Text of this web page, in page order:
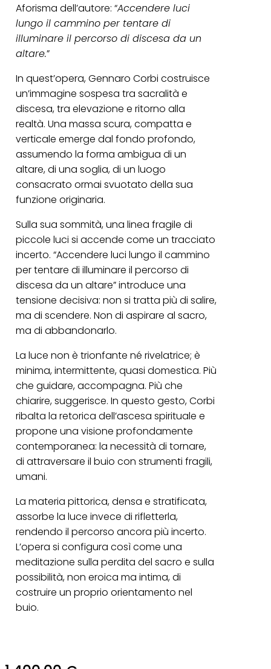
Aforisma dell’autore: “Accendere luci
lungo il cammino per tentare di
illuminare il percorso di discesa da un
altare.”
In quest’opera, Gennaro Corbi costruisce
un’immagine sospesa tra sacralità e
discesa, tra elevazione e ritorno alla
realtà. Una massa scura, compatta e
verticale emerge dal fondo profondo,
assumendo la forma ambigua di un
altare, di una soglia, di un luogo
consacrato ormai svuotato della sua
funzione originaria.
Sulla sua sommità, una linea fragile di
piccole luci si accende come un tracciato
incerto. “Accendere luci lungo il cammino
per tentare di illuminare il percorso di
discesa da un altare” introduce una
tensione decisiva: non si tratta più di salire,
ma di scendere. Non di aspirare al sacro,
ma di abbandonarlo.
La luce non è trionfante né rivelatrice; è
minima, intermittente, quasi domestica. Più
che guidare, accompagna. Più che
chiarire, suggerisce. In questo gesto, Corbi
ribalta la retorica dell’ascesa spirituale e
propone una visione profondamente
contemporanea: la necessità di tornare,
di attraversare il buio con strumenti fragili,
umani.
La materia pittorica, densa e stratificata,
assorbe la luce invece di rifletterla,
rendendo il percorso ancora più incerto.
L’opera si configura così come una
meditazione sulla perdita del sacro e sulla
possibilità, non eroica ma intima, di
costruire un proprio orientamento nel
buio.